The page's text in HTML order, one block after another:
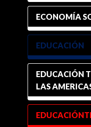
ECONOMÍA
EDUCACIÓN
EDUCACIÓN
LAS